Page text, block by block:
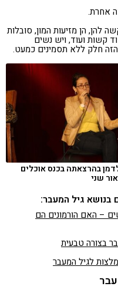
אחרת.
להן, הן מזיעות המון, סובלות
קשות ועוד, ויש נשים
חלק ללא תסמינים כמעט.
בהרצאתה בכנס אוכלים
בנושא גיל המעבר:
– האם הורמונים הם
בצורה טבעית